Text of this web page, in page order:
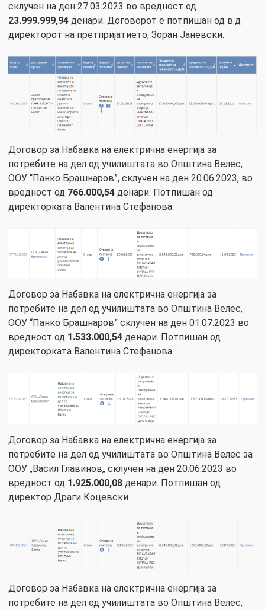
склучен на ден 27.03.2023 во вредност од
23.999.999,94 денари. Договорот е потпишан од в.д
директорот на претпријатието, Зоран Јаневски.
Договор за Набавка на електрична енергија за
потребите на дел од училиштата во Општина Велес,
ООУ “Панко Брашнаров”, склучен на ден 20.06.2023, во
вредност од 766.000,54 денари. Потпишан од
директорката Валентина Стефанова.
Договор за Набавка на електрична енергија за
потребите на дел од училиштата во Општина Велес,
ООУ “Панко Брашнаров” склучен на ден 01.07.2023 во
вредност од 1.533.000,54 денари. Потпишан од
директорката Валентина Стефанова.
Договор за Набавка на електрична енергија за
потребите на дел од училиштата во Општина Велес за
ООУ „Васил Главинов„ склучен на ден 20.06.2023 во
вредност од 1.925.000,08 денари. Потпишан од
директор Драги Коцевски.
Договор за Набавка на електрична енергија за
потребите на дел од училиштата во Општина Велес,